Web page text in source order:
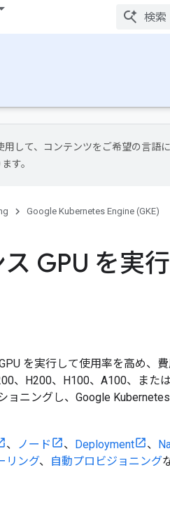
用して、コンテンツをご希望の言語
す。
Google Kubernetes Engine (GKE)
GPU を実
を実行して使用率を高め、
、H200、H100、A100、また
ョニングし、Google
、 ノード 、 Deployment 、
リング、 自動プロビジョニング